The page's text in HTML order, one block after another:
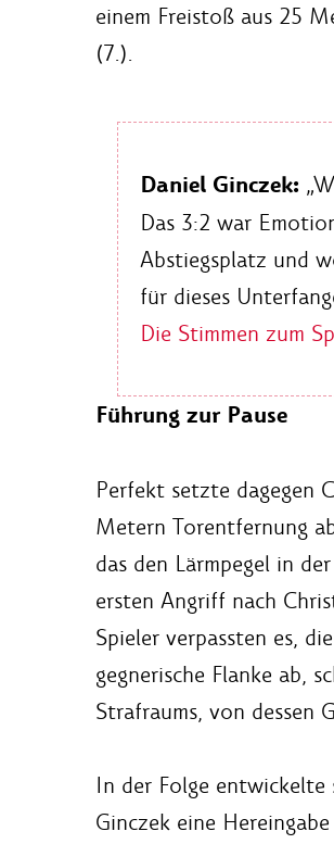
einem Freistoß aus 25
(7.).
Daniel Ginczek:
Das 3:2 war
Abstiegsplatz und
für dieses
Die Stimmen zum
Führung zur Pause
Perfekt setzte dagegen
Metern Torentfernung
das den Lärmpegel in
ersten Angriff nach
Spieler verpassten es,
gegnerische Flanke ab,
Strafraums, von dessen
In der Folge entwickelte
Ginczek eine